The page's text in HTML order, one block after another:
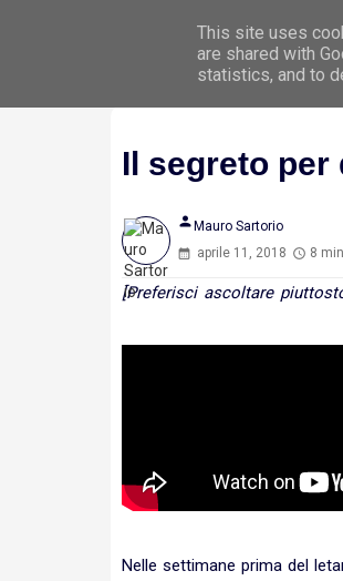
Il segreto per
person Mauro Sartorio
aprile 11, 2018
8
[Preferisci ascoltare
Nelle settimane prima del
This site uses
are shared with
statistics, and to